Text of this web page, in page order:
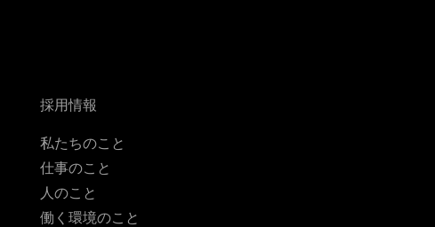
採用情報
私たちのこと
仕事のこと
人のこと
働く環境のこと